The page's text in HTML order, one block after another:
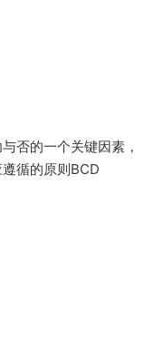
否的一个关键因素，
循的原则BCD